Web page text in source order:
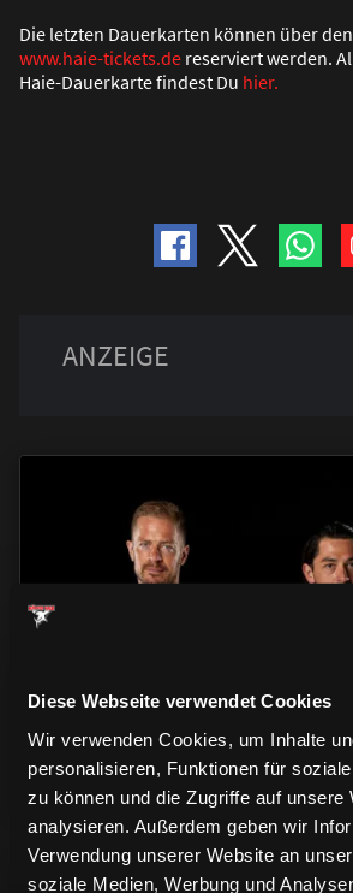
Diese Webseite verwendet Cookies
Wir verwenden Cookies, um Inhalte
personalisieren, Funktionen für
zu können und die Zugriffe auf unsere
analysieren. Außerdem geben wir
Verwendung unserer Website an
soziale Medien, Werbung und
Die letzten Dauerkarten können über
www.haie-tickets.de reserviert werden.
Haie-Dauerkarte findest Du hier.